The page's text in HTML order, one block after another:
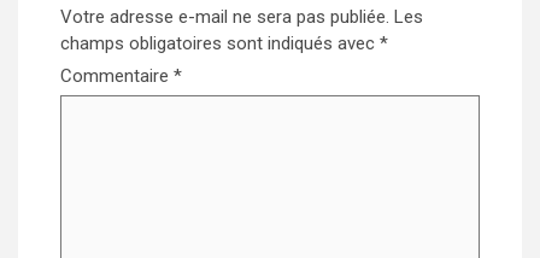
Votre adresse e-mail ne sera pas publiée. Les
champs obligatoires sont indiqués avec *
Commentaire *